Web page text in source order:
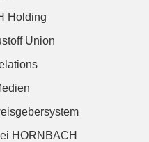
Holding
Union
HORNBACH